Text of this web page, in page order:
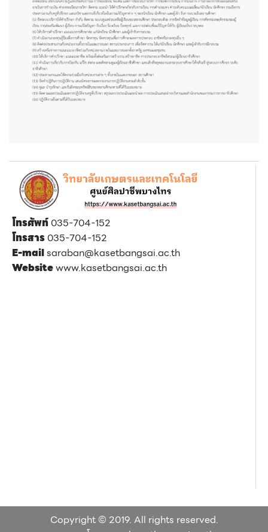
โทรศัพท์ 035-704-152
โทรสาร 035-704-152
E-mailsaraban@kasetbangsai.ac.th
Websitewww.kasetbangsai.ac.th
Copyright © 2019. All rights reserved.